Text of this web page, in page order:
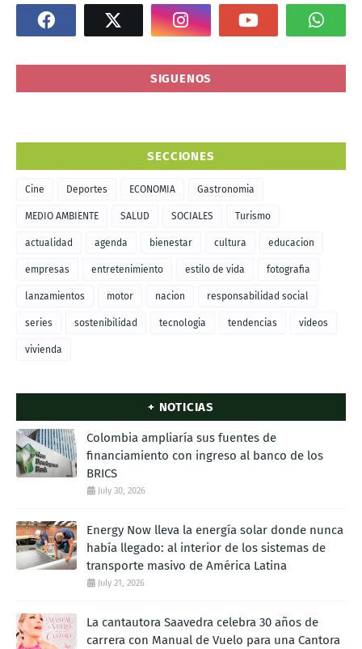
SIGUENOS
SECCIONES
Cine Deportes ECONOMIA Gastronomia
MEDIO AMBIENTE SALUD SOCIALES Turismo
actualidad agenda bienestar cultura educacion
empresas entretenimiento estilo de vida fotografia
lanzamientos motor nacion responsabilidad social
series sostenibilidad tecnologia tendencias videos
vivienda
+ NOTICIAS
Colombia ampliaría sus fuentes de
financiamiento con ingreso al banco de los
BRICS
July 30, 2026
Energy Now lleva la energía solar donde nunca
había llegado: al interior de los sistemas de
transporte masivo de América Latina
July 21, 2026
La cantautora Saavedra celebra 30 años de
carrera con Manual de Vuelo para una Cantora